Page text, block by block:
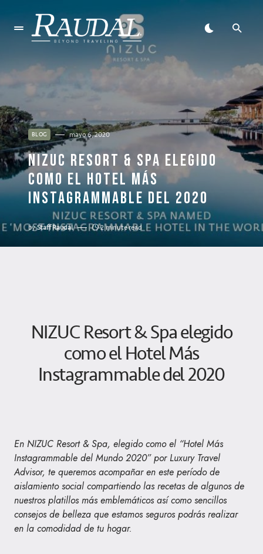
BLOG mayo 6, 2020
NIZUC RESORT & SPA ELEGIDO
COMO EL HOTEL MÁS
INSTAGRAMMABLE DEL 2020
byStaff Raudal 2 minute read
NIZUC Resort & Spa elegido
como el Hotel Más
Instagrammable del 2020
En NIZUC Resort & Spa, elegido como el “Hotel Más
Instagrammable del Mundo 2020” por Luxury Travel
Advisor, te queremos acompañar en este período de
aislamiento social compartiendo las recetas de algunos de
nuestros platillos más emblemáticos así como sencillos
consejos de belleza que estamos seguros podrás realizar
en la comodidad de tu hogar.